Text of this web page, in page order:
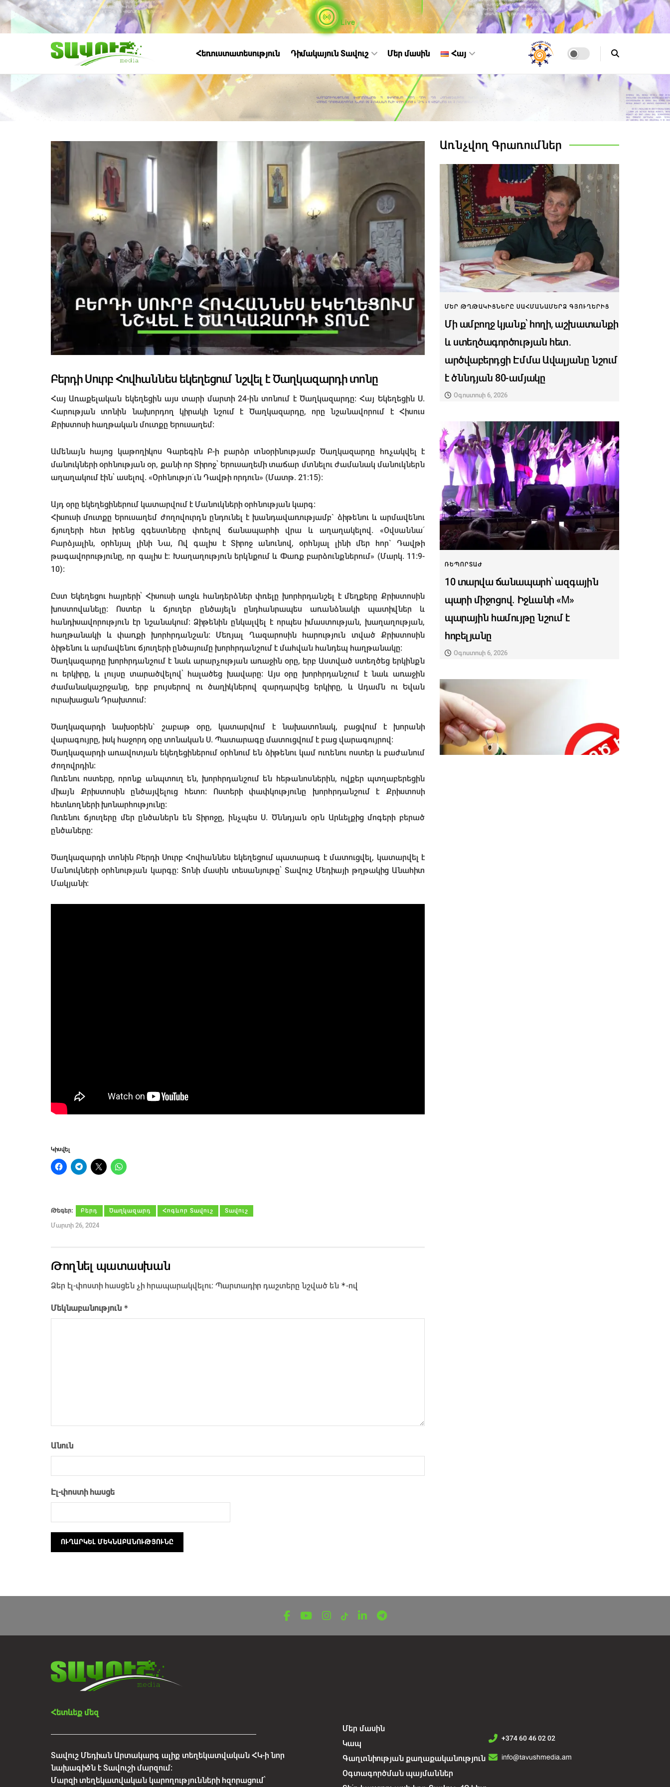
Live
Հեռուստատեսություն Դիմակայուն Տավուշ Մեր մասին Հայ
Բերդի Սուրբ Հովհաննես եկեղեցում նշվել է Ծաղկազարդի տոնը
Հայ Առաքելական եկեղեցին այս տարի մարտի 24-ին տոնում է Ծաղկազարդը: Հայ Եկեղեցին Ս.
Հարության տոնին նախորդող կիրակի նշում է Ծաղկազարդը, որը նշանավորում է Հիսուս
Քրիստոսի հաղթական մուտքը Երուսաղեմ:
Ամենայն հայոց կաթողիկոս Գարեգին Բ-ի բարձր տնօրինությամբ Ծաղկազարդը հռչակվել է
մանուկների օրհնության օր, քանի որ Տիրոջ՝ Երուսաղեմի տաճար մտնելու ժամանակ մանուկներն
աղաղակում էին՝ ասելով. «Օրհնությո՜ւն Դավթի որդուն» (Մատթ. 21:15):
Այդ օրը եկեղեցիներում կատարվում է Մանուկների օրհնության կարգ:
Հիսուսի մուտքը Երուսաղեմ ժողովուրդն ընդունել է խանդավառությամբ` ձիթենու և արմավենու
ճյուղերի հետ իրենց զգեստները փռելով ճանապարհի վրա և աղաղակելով. «Օվսաննա՜
Բարձյալին, օրհնյալ լինի Նա, Ով գալիս է Տիրոջ անունով, օրհնյալ լինի մեր հոր` Դավթի
թագավորությունը, որ գալիս է: Խաղաղություն երկնքում և Փառք բարձունքներում» (Մարկ. 11:9-
10):
Ըստ Եկեղեցու հայրերի՝ Հիսուսի առջև հանդերձներ փռելը խորհրդանշել է մեղքերը Քրիստոսին
խոստովանելը: Ոստեր և ճյուղեր ընծայելն ընդհանրապես առանձնակի պատիվներ և
հանդիսավորություն էր նշանակում: Ձիթենին ընկալվել է որպես իմաստության, խաղաղության,
հաղթանակի և փառքի խորհրդանշան: Մեռյալ Ղազարոսին հարություն տված Քրիստոսին
ձիթենու և արմավենու ճյուղերի ընծայումը խորհրդանշում է մահվան հանդեպ հաղթանակը:
Ծաղկազարդը խորհրդանշում է նաև արարչության առաջին օրը, երբ Աստված ստեղծեց երկինքն
ու երկիրը, և լույսը տարածվելով՝ հալածեց խավարը: Այս օրը խորհրդանշում է նաև առաջին
ժամանակաշրջանը, երբ բույսերով ու ծաղիկներով զարդարվեց երկիրը, և Ադամն ու Եվան
ուրախացան Դրախտում:
Ծաղկազարդի նախօրեին` շաբաթ օրը, կատարվում է նախատոնակ, բացվում է խորանի
վարագույրը, իսկ հաջորդ օրը տոնական Ս. Պատարագը մատուցվում է բաց վարագույրով:
Ծաղկազարդի առավոտյան եկեղեցիներում օրհնում են ձիթենու կամ ուռենու ոստեր և բաժանում
ժողովրդին:
Ուռենու ոստերը, որոնք անպտուղ են, խորհրդանշում են հեթանոսներին, ովքեր պտղաբերեցին
միայն Քրիստոսին ընծայվելուց հետո: Ոստերի փափկությունը խորհրդանշում է Քրիստոսի
հետևողների խոնարհությունը:
Ուռենու ճյուղերը մեր ընծաներն են Տիրոջը, ինչպես Ս. Ծննդյան օրն Արևելքից մոգերի բերած
ընծաները:
Ծաղկազարդի տոնին Բերդի Սուրբ Հովհաննես եկեղեցում պատարագ է մատուցվել, կատարվել է
Մանուկների օրհնության կարգը։ Տոնի մասին տեսանյութը՝ Տավուշ Մեդիայի թղթակից Անահիտ
Մակյանի։
Կիսվել
Թեգեր։ Բերդ Ծաղկազարդ Հոգևոր Տավուշ Տավուշ
Մարտի 26, 2024
Թողնել պատասխան
Ձեր էլ-փոստի հասցեն չի հրապարակվելու։ Պարտադիր դաշտերը նշված են *-ով
Մեկնաբանություն *
Անուն
Էլ-փոստի հասցե
Առնչվող Գրառումներ
ՄԵՐ ԹՂԹԱԿԻՑՆԵՐԸ ՍԱՀՄԱՆԱՄԵՐՁ ԳՅՈՒՂԵՐԻՑ
Մի ամբողջ կյանք՝ հողի, աշխատանքի
և ստեղծագործության հետ․
արծվաբերդցի Էմմա Ավալյանը նշում
է ծննդյան 80-ամյակը
Օգոստոսի 6, 2026
ՌԵՊՈՐՏԱԺ
10 տարվա ճանապարհ՝ ազգային
պարի միջոցով. Իջևանի «M»
պարային համույթը նշում է
հոբելյանը
Օգոստոսի 6, 2026
Հետևեք մեզ
Տավուշ Մեդիան Արտակարգ ալիք տեղեկատվական ՀԿ-ի նոր
նախագիծն է Տավուշի մարզում:
Մարզի տեղեկատվական կարողությունների հզորացում՝
Մեր մասին
Կապ
Գաղտնիության քաղաքականություն
Օգտագործման պայմաններ
+374 60 46 02 02
info@tavushmedia.am